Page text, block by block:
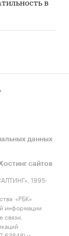
в
данных
сайтов
1995-
«РБК»
информации